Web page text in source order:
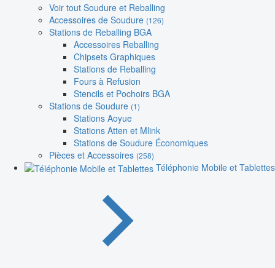
Voir tout Soudure et Reballing
Accessoires de Soudure (126)
Stations de Reballing BGA
Accessoires Reballing
Chipsets Graphiques
Stations de Reballing
Fours à Refusion
Stencils et Pochoirs BGA
Stations de Soudure (1)
Stations Aoyue
Stations Atten et Mlink
Stations de Soudure Économiques
Pièces et Accessoires (258)
Téléphonie Mobile et Tablettes